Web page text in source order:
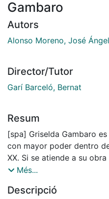
Gambaro
Autors
Alonso Moreno, José Ángel
Director/Tutor
Garí Barceló, Bernat
Resum
[spa] Griselda Gambaro
con mayor poder dentro
XX. Si se atiende a su
rápidamente que el tema
es una reflexión profunda
Més...
Descripció